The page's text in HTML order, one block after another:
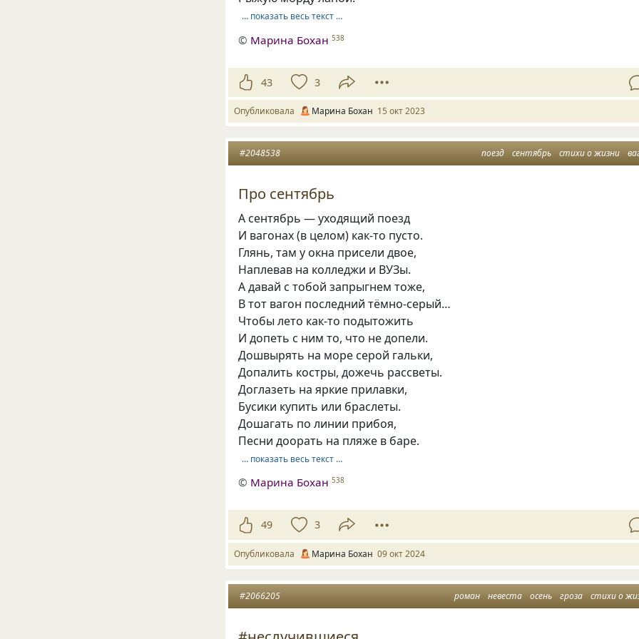
… показать весь текст …
© Марина Бохан 538
43 3
Опубликовала Марина Бохан 15 окт 2023
поезд сентябрь стихи о жизни
#2048538
Про сентябрь
А сентябрь — уходящий поезд
И вагонах (в целом) как-то пусто.
Глянь, там у окна присели двое,
Наплевав на колледжи и ВУЗы.
А давай с тобой запрыгнем тоже,
В тот вагон последний тёмно-серый…
Чтобы лето как-то подытожить
И допеть с ним то, что не допели.
Дошвырять на море серой гальки,
Допалить костры, дожечь рассветы.
Доглазеть на яркие прилавки,
Бусики купить или браслеты.
Дошагать по линии прибоя,
Песни доорать на пляже в баре.
… показать весь текст …
© Марина Бохан 538
49 3
Опубликовала Марина Бохан 09 окт 2024
роман невеста осень гроза стихи о
#2066205